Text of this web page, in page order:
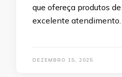
que ofereça produtos
excelente atendimento.
DEZEMBRO 15, 2025